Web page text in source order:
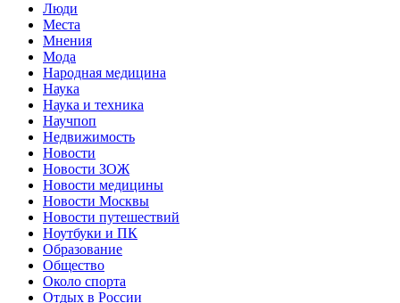
Люди
Места
Мнения
Мода
Народная медицина
Наука
Наука и техника
Научпоп
Недвижимость
Новости
Новости ЗОЖ
Новости медицины
Новости Москвы
Новости путешествий
Ноутбуки и ПК
Образование
Общество
Около спорта
Отдых в России